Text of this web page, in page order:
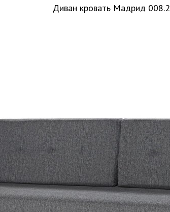
Диван кровать Мадрид 008.2